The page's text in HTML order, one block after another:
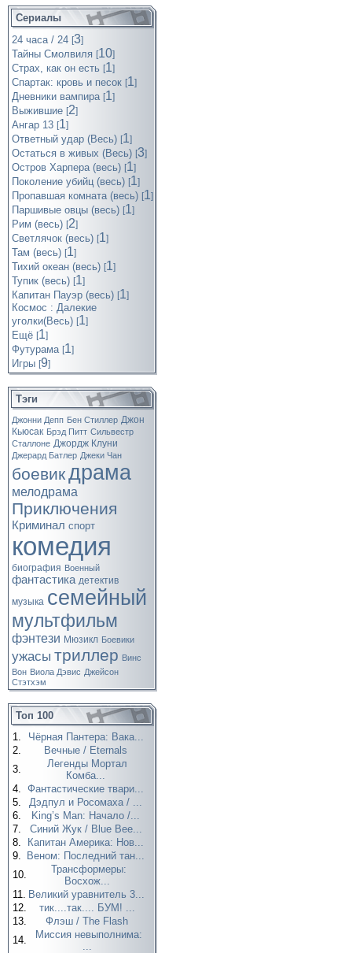
Сериалы
24 часа / 24 [3]
Тайны Смолвиля [10]
Страх, как он есть [1]
Спартак: кровь и песок [1]
Дневники вампира [1]
Выжившие [2]
Ангар 13 [1]
Ответный удар (Весь) [1]
Остаться в живых (Весь) [3]
Остров Харпера (весь) [1]
Поколение убийц (весь) [1]
Пропавшая комната (весь) [1]
Паршивые овцы (весь) [1]
Рим (весь) [2]
Светлячок (весь) [1]
Там (весь) [1]
Тихий океан (весь) [1]
Тупик (весь) [1]
Капитан Пауэр (весь) [1]
Космос : Далекие
уголки(Весь) [1]
Ещё [1]
Футурама [1]
Игры [9]
Тэги
Джонни Депп Бен Стиллер Джон
Кьюсак Брэд Питт Сильвестр
Сталлоне Джордж Клуни
Джерард Батлер Джеки Чан
боевикдрама
мелодрама
Приключения
Криминал спорт
комедия
биография Военный
фантастика детектив
музыка семейный
мультфильм
фэнтези Мюзикл Боевики
ужасы триллер Винс
Вон Виола Дэвис Джейсон
Стэтхэм
Топ 100
1.
Чёрная Пантера: Вака...
2.
Вечные / Eternals
3.
Легенды Мортал
Комба...
4. Фантастические твари...
5.
Дэдпул и Росомаха / ...
6.
King’s Man: Начало /...
7.
Синий Жук / Blue Bee...
8.
Капитан Америка: Нов...
9.
Веном: Последний тан...
10.
Трансформеры:
Восхож...
11. Великий уравнитель 3...
12.
тик....так.... БУМ! ...
13.
Флэш / The Flash
14.
Миссия невыполнима:
...